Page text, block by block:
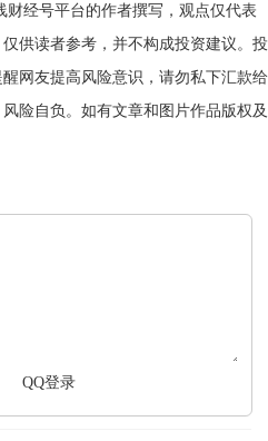
财经号平台的作者撰写，观点仅代表
供读者参考，并不构成投资建议。投
网友提高风险意识，请勿私下汇款给
险自负。如有文章和图片作品版权及
QQ登录